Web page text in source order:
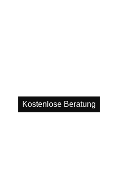
Kostenlose Beratung